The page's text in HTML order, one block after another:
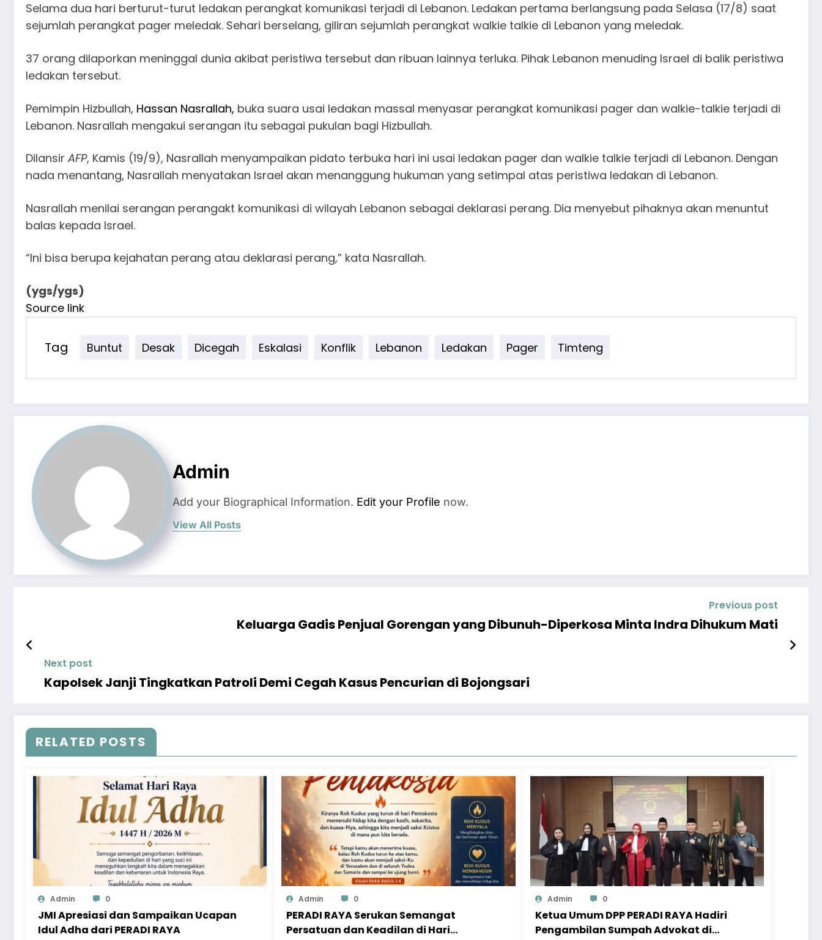
Selama dua hari berturut-turut ledakan perangkat komunikasi terjadi di Lebanon. Ledakan pertama berlangsung pada Selasa (17/8) saat
sejumlah perangkat pager meledak. Sehari berselang, giliran sejumlah perangkat walkie talkie di Lebanon yang meledak.
37 orang dilaporkan meninggal dunia akibat peristiwa tersebut dan ribuan lainnya terluka. Pihak Lebanon menuding Israel di balik peristiwa
ledakan tersebut.
Pemimpin Hizbullah, Hassan Nasrallah, buka suara usai ledakan massal menyasar perangkat komunikasi pager dan walkie-talkie terjadi di
Lebanon. Nasrallah mengakui serangan itu sebagai pukulan bagi Hizbullah.
Dilansir AFP, Kamis (19/9), Nasrallah menyampaikan pidato terbuka hari ini usai ledakan pager dan walkie talkie terjadi di Lebanon. Dengan
nada menantang, Nasrallah menyatakan Israel akan menanggung hukuman yang setimpal atas peristiwa ledakan di Lebanon.
Nasrallah menilai serangan perangakt komunikasi di wilayah Lebanon sebagai deklarasi perang. Dia menyebut pihaknya akan menuntut
balas kepada Israel.
“Ini bisa berupa kejahatan perang atau deklarasi perang,” kata Nasrallah.
(ygs/ygs)
Source link
Tag Buntut Desak Dicegah Eskalasi Konflik Lebanon Ledakan Pager Timteng
Admin
Add your Biographical Information. Edit your Profile now.
View All Posts
Previous post
Keluarga Gadis Penjual Gorengan yang Dibunuh-Diperkosa Minta Indra Dihukum Mati
Next post
Kapolsek Janji Tingkatkan Patroli Demi Cegah Kasus Pencurian di Bojongsari
RELATED POSTS
Admin 0
JMI Apresiasi dan Sampaikan Ucapan
Idul Adha dari PERADI RAYA
Admin 0
PERADI RAYA Serukan Semangat
Persatuan dan Keadilan di Hari
Admin 0
Ketua Umum DPP PERADI RAYA Hadiri
Pengambilan Sumpah Advokat di